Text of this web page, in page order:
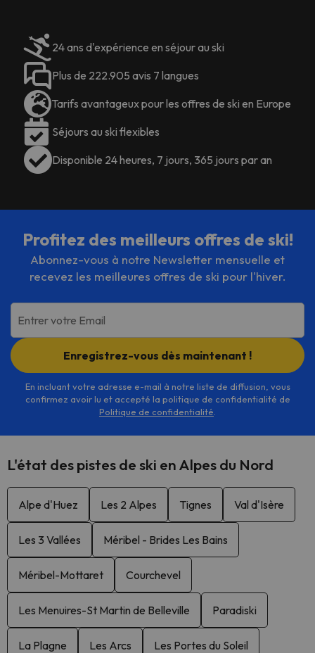
24 ans d'expérience en séjour au ski
Plus de 222.905 avis 7 langues
Tarifs avantageux pour les offres de ski en Europe
Séjours au ski flexibles
Disponible 24 heures, 7 jours, 365 jours par an
Profitez des meilleurs offres de ski!
Abonnez-vous à notre Newsletter mensuelle et
recevez les meilleures offres de ski pour l'hiver.
Entrer votre Email
Enregistrez-vous dès maintenant !
En incluant votre adresse e-mail à notre liste de diffusion, vous
confirmez avoir lu et accepté la politique de confidentialité de
Politique de confidentialité
L'état des pistes de ski en Alpes du Nord
Alpe d'Huez Les 2 Alpes Tignes Val d'Isère
Les 3 Vallées Méribel - Brides Les Bains
Méribel-Mottaret Courchevel
Les Menuires-St Martin de Belleville Paradiski
La Plagne Les Arcs Les Portes du Soleil